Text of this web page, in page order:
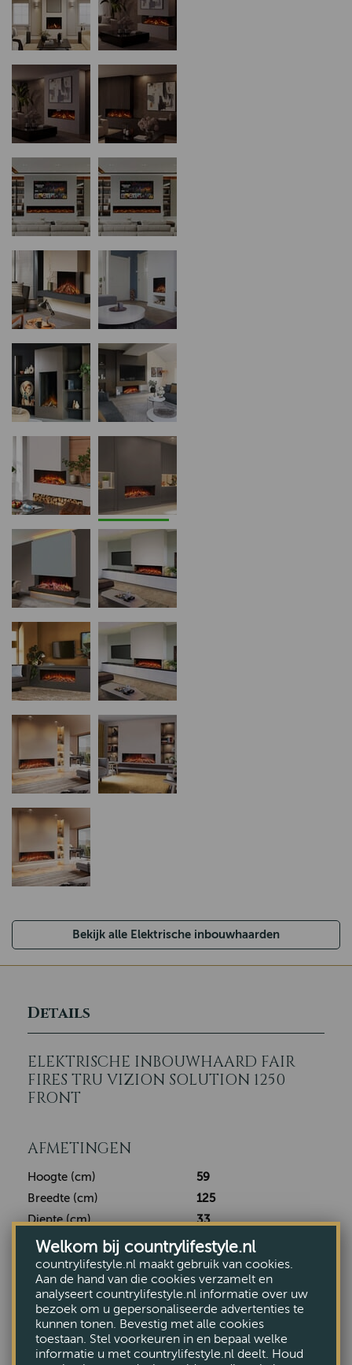
Bekijk alle Elektrische inbouwhaarden
Details
ELEKTRISCHE INBOUWHAARD FAIR
FIRES TRU VIZION SOLUTION 1250
FRONT
AFMETINGEN
Hoogte (cm)
59
Breedte (cm)
125
Diepte (cm)
33
LEVERING EN RETOURNEREN
Klaar voor verzending:
Onsleverings- enretourbeleid
Welkom bij countrylifestyle.nl
countrylifestyle.nl maakt gebruik van cookies.
Aan de hand van die cookies verzamelt en
analyseert countrylifestyle.nl informatie over uw
bezoek om u gepersonaliseerde advertenties te
kunnen tonen. Bevestig met alle cookies
toestaan. Stel voorkeuren in en bepaal welke
informatie u met countrylifestyle.nl deelt. Houd